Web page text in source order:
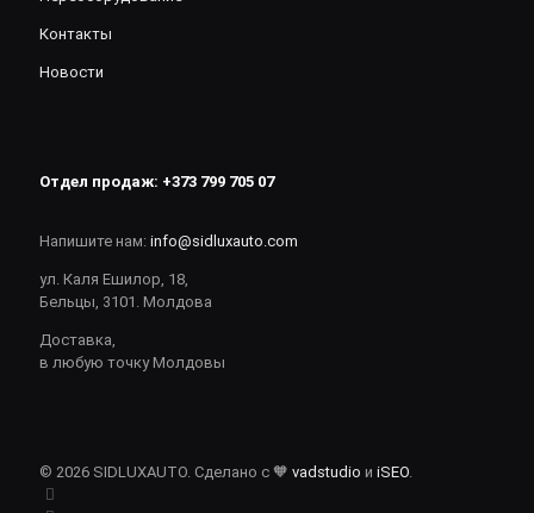
Контакты
Новости
Отдел продаж: +373 799 705 07
Напишите нам: info@sidluxauto.com
ул. Каля Ешилор, 18,
Бельцы, 3101. Молдова
Доставка,
в любую точку Молдовы
© 2026 SIDLUXAUTO. Сделано с 🧡 vadstudio и iSEO